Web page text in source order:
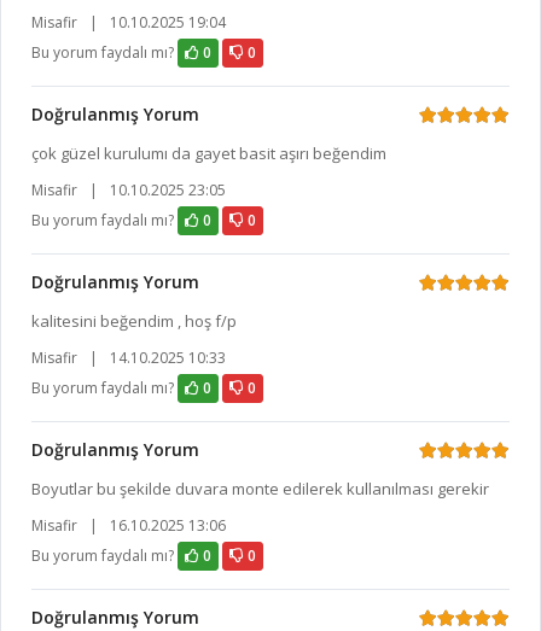
Misafir |
10.10.2025 19:04
Bu yorum faydalı mı?
0 0
Doğrulanmış Yorum
çok güzel kurulumı da gayet basit aşırı beğendim
Misafir |
10.10.2025 23:05
Bu yorum faydalı mı?
0 0
Doğrulanmış Yorum
kalitesini beğendim , hoş f/p
Misafir |
14.10.2025 10:33
Bu yorum faydalı mı?
0 0
Doğrulanmış Yorum
Boyutlar bu şekilde duvara monte edilerek kullanılması gerekir
Misafir |
16.10.2025 13:06
Bu yorum faydalı mı?
0 0
Doğrulanmış Yorum